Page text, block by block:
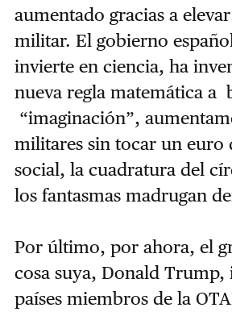
aumentado gracias a
militar. El gobierno
invierte en ciencia, ha
nueva regla matemática a
“imaginación”,
militares sin tocar un euro
social, la cuadratura del
los fantasmas madrugan
Por último, por ahora, el
cosa suya, Donald Trump,
países miembros de la